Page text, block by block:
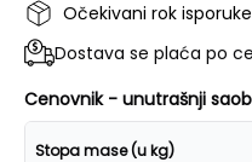
Očekivani rok
Dostava se plaća po
Cenovnik - unutrašnji
Stopa mase (u kg)